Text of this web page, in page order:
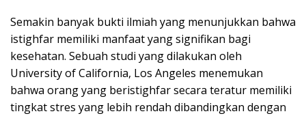
Semakin banyak bukti ilmiah yang menunjukkan bahwa
istighfar memiliki manfaat yang signifikan bagi
kesehatan. Sebuah studi yang dilakukan oleh
University of California, Los Angeles menemukan
bahwa orang yang beristighfar secara teratur memiliki
tingkat stres yang lebih rendah dibandingkan dengan